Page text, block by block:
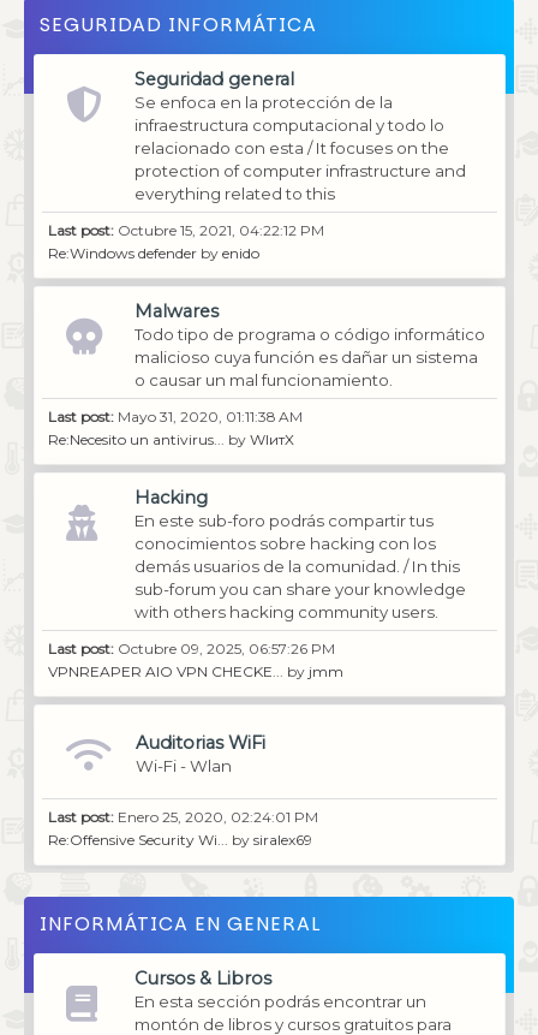
SEGURIDAD INFORMÁTICA
Seguridad general
Se enfoca en la protección de la
infraestructura computacional y todo lo
relacionado con esta / It focuses on the
protection of computer infrastructure and
everything related to this
Last post: Octubre 15, 2021, 04:22:12 PM
Re:Windows defenderby enido
Malwares
Todo tipo de programa o código informático
malicioso cuya función es dañar un sistema
o causar un mal funcionamiento.
Last post: Mayo 31, 2020, 01:11:38 AM
Re:Necesito un antivirus...
by WIитX
Hacking
En este sub-foro podrás compartir tus
conocimientos sobre hacking con los
demás usuarios de la comunidad. / In this
sub-forum you can share your knowledge
with others hacking community users.
Last post: Octubre 09, 2025, 06:57:26 PM
VPNREAPER AIO VPN CHECKE...
by jmm
Auditorias WiFi
Wi-Fi - Wlan
Last post: Enero 25, 2020, 02:24:01 PM
Re:Offensive Security Wi...
by siralex69
INFORMÁTICA EN GENERAL
Cursos & Libros
En esta sección podrás encontrar un
montón de libros y cursos gratuitos para